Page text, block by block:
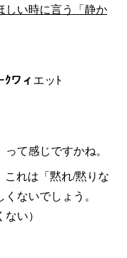
しい時に言う「静か
ｸワィ エッﾄ
て感じですかね。
これは「黙れ/黙りな
ないでしょう。
い）